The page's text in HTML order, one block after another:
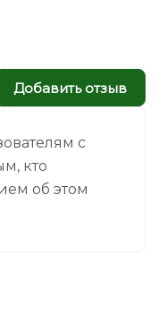
с
кто
об этом
Добавить отзыв